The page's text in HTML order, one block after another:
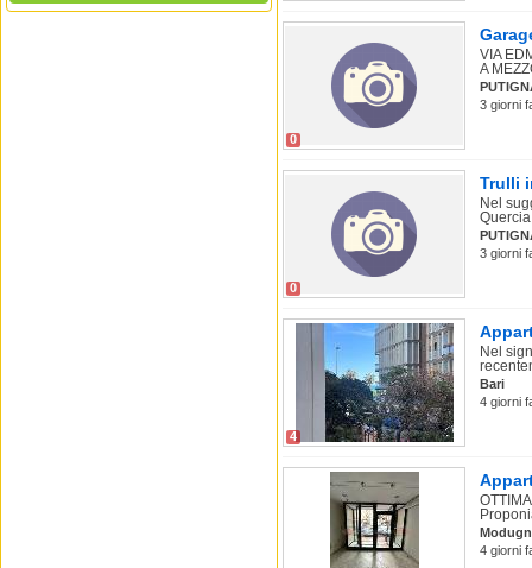
0
VIA
A
3 giorni
0
Trulli
Nel
3 giorni
4
Nel
Bari
4 giorni
4 giorni